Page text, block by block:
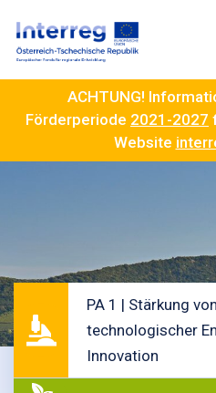
ACHTUNG!
Förderperiode 2021-2027
Website
PA 1 | Stärkung
technologischer
Innovation